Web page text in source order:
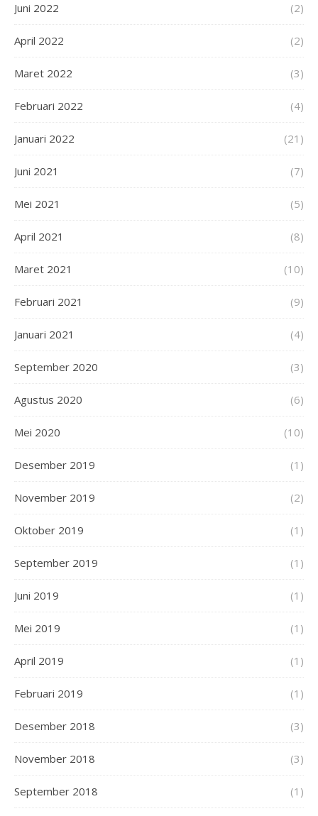
Juni 2022 (2)
April 2022 (2)
Maret 2022 (3)
Februari 2022 (4)
Januari 2022 (21)
Juni 2021 (7)
Mei 2021 (5)
April 2021 (8)
Maret 2021 (10)
Februari 2021 (9)
Januari 2021 (4)
September 2020 (3)
Agustus 2020 (6)
Mei 2020 (10)
Desember 2019 (1)
November 2019 (2)
Oktober 2019 (1)
September 2019 (1)
Juni 2019 (1)
Mei 2019 (1)
April 2019 (1)
Februari 2019 (1)
Desember 2018 (3)
November 2018 (3)
September 2018 (1)